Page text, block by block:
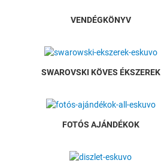
VENDÉGKÖNYV
SWAROVSKI KÖVES ÉKSZEREK
FOTÓS AJÁNDÉKOK